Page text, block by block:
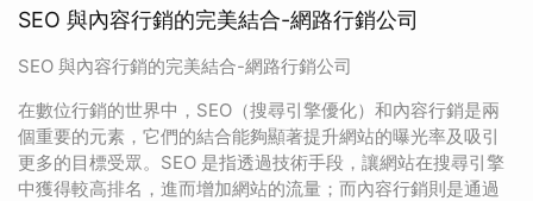
SEO 與內容行銷的完美結合-網路行銷公司
SEO 與內容行銷的完美結合-網路行銷公司
在數位行銷的世界中，SEO（搜尋引擎優化）和內容行銷是兩
個重要的元素，它們的結合能夠顯著提升網站的曝光率及吸引
更多的目標受眾。SEO 是指透過技術手段，讓網站在搜尋引擎
中獲得較高排名，進而增加網站的流量；而內容行銷則是通過